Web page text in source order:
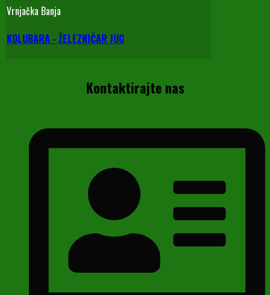
Vrnjačka Banja
KOLUBARA - ŽELEZNIČAR JUG
Kontaktirajte nas